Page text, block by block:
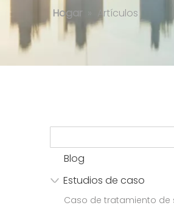
Hogar Artículos
Blog
Estudios de caso